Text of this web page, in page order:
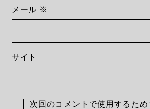
メール ※
サイト
次回のコメントで使用するため